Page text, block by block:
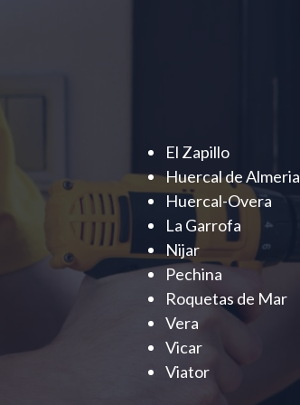
El Zapillo
Huercal de Almeria
Huercal-Overa
La Garrofa
Nijar
Pechina
Roquetas de Mar
Vera
Vicar
Viator